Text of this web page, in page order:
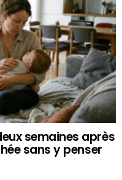
semaines après
sans y penser